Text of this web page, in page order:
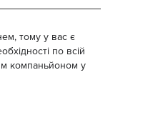
тому у вас є
по всій
компаньйоном у